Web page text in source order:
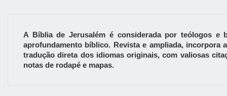
A Bíblia de Jerusalém é considerada por teólogos e
aprofundamento bíblico. Revista e ampliada, incorpora
tradução direta dos idiomas originais, com valiosas
notas de rodapé e mapas.